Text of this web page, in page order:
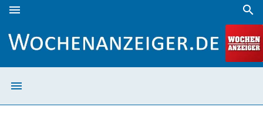
menu search
menu